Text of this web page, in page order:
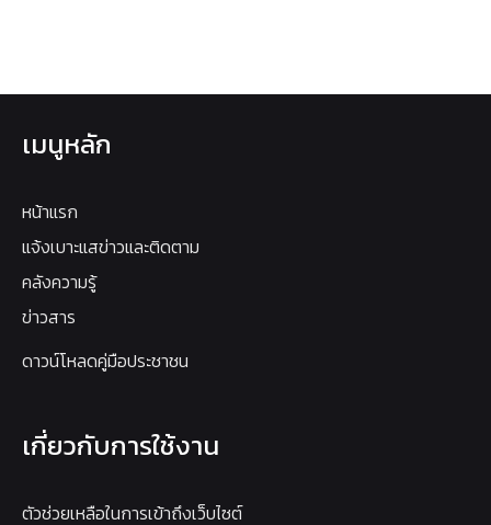
เมนูหลัก
หน้าแรก
แจ้งเบาะแสข่าวและติดตาม
คลังความรู้
ข่าวสาร
ดาวน์โหลดคู่มือประชาชน
เกี่ยวกับการใช้งาน
ตัวช่วยเหลือในการเข้าถึงเว็บไซต์